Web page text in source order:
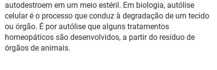
SEXUALIDADE
GLOSSÁRIO
autodestroem em um meio estéril. Em biologia, autólise
celular é o processo que conduz à degradação de um tecido
ou órgão. É por autólise que alguns tratamentos
homeopáticos são desenvolvidos, a partir do resíduo de
órgãos de animais.